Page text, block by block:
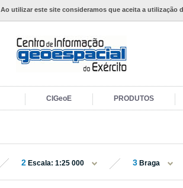
Ao utilizar este site consideramos que aceita a utilização
CIGeoE PRODUTOS
2 Escala: 1:25 000 3 Braga